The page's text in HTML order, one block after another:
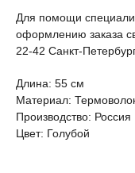
Для помощи
оформлению заказа
22-42 Санкт-
Длина: 55 см
Материал:
Производство: Россия
Цвет: Голубой